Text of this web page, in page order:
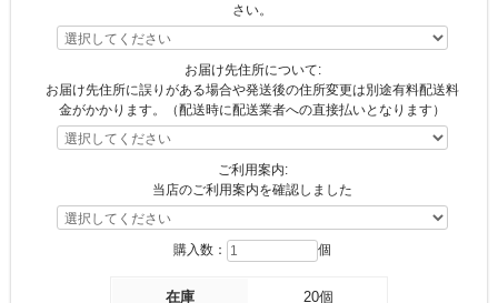
さい。
お届け先住所について:
お届け先住所に誤りがある場合や発送後の住所変更は別途有料配送料
金がかかります。（配送時に配送業者への直接払いとなります）
ご利用案内:
当店のご利用案内を確認しました
購入数： 個
在庫 20個